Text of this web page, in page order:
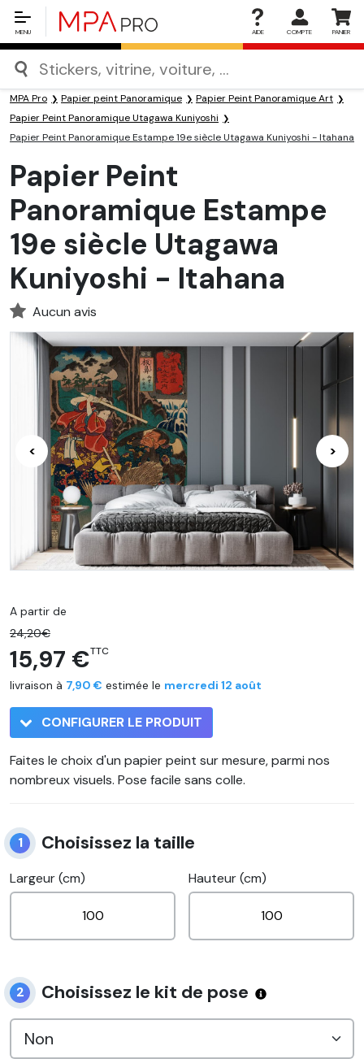
MENU AIDE COMPTE PANIER
MPA Pro Papier peint Panoramique
Papier Peint Panoramique Art
Papier Peint Panoramique Utagawa Kuniyoshi
Papier Peint Panoramique Estampe 19e siècle Utagawa Kuniyoshi - Itahana
Papier Peint
Panoramique Estampe
19e siècle Utagawa
Kuniyoshi - Itahana
Aucun avis
< >
A partir de
24,20€
15,97 €TTC
livraison à 7,90 € estimée le mercredi 12 août
CONFIGURER LE PRODUIT
Faites le choix d'un papier peint sur mesure, parmi nos
nombreux visuels. Pose facile sans colle.
1 Choisissez la taille
Largeur (cm) Hauteur (cm)
2 Choisissez le kit de pose